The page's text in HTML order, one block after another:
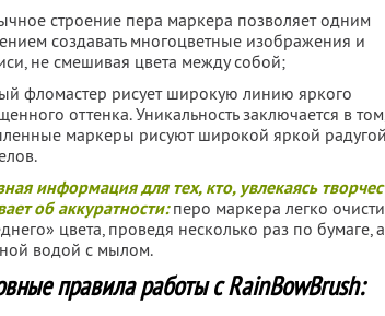
строение пера маркера позволяет одним
создавать многоцветные изображения и
не смешивая цвета между собой;
фломастер рисует широкую линию яркого
оттенка. Уникальность заключается в
маркеры рисуют широкой яркой
информация для тех, кто, увлекаясь
об аккуратности:перо маркера легко
цвета, проведя несколько раз по бумаге,
водой с мылом.
правила работы с RainBowBrush: